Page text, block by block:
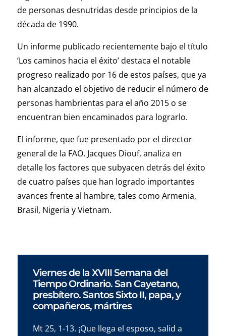
de personas desnutridas desde principios de la
década de 1990.
Un informe publicado recientemente bajo el título
’Los caminos hacia el éxito’ destaca el notable
progreso realizado por 16 de estos países, que ya
han alcanzado el objetivo de reducir el número de
personas hambrientas para el año 2015 o se
encuentran bien encaminados para lograrlo.
El informe, que fue presentado por el director
general de la FAO, Jacques Diouf, analiza en
detalle los factores que subyacen detrás del éxito
de cuatro países que han logrado importantes
avances frente al hambre, tales como Armenia,
Brasil, Nigeria y Vietnam.
Viernes de la XVIII Semana del
Tiempo Ordinario. San Cayetano,
presbítero. Santos Sixto II, papa, y
compañeros, mártires
Mt 25, 1-13. ¡Que llega el esposo, salid a